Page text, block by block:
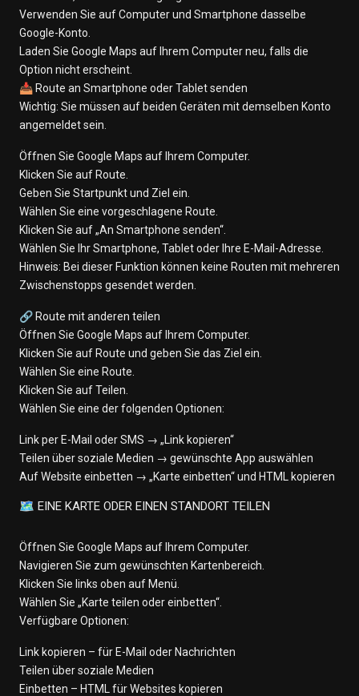
Verwenden Sie auf Computer und Smartphone dasselbe
Google-Konto.
Laden Sie Google Maps auf Ihrem Computer neu, falls die
Option nicht erscheint.
📥 Route an Smartphone oder Tablet senden
Wichtig: Sie müssen auf beiden Geräten mit demselben Konto
angemeldet sein.
Öffnen Sie Google Maps auf Ihrem Computer.
Klicken Sie auf Route.
Geben Sie Startpunkt und Ziel ein.
Wählen Sie eine vorgeschlagene Route.
Klicken Sie auf „An Smartphone senden“.
Wählen Sie Ihr Smartphone, Tablet oder Ihre E-Mail-Adresse.
Hinweis: Bei dieser Funktion können keine Routen mit mehreren
Zwischenstopps gesendet werden.
🔗 Route mit anderen teilen
Öffnen Sie Google Maps auf Ihrem Computer.
Klicken Sie auf Route und geben Sie das Ziel ein.
Wählen Sie eine Route.
Klicken Sie auf Teilen.
Wählen Sie eine der folgenden Optionen:
Link per E-Mail oder SMS → „Link kopieren“
Teilen über soziale Medien → gewünschte App auswählen
Auf Website einbetten → „Karte einbetten“ und HTML kopieren
🗺️ EINE KARTE ODER EINEN STANDORT TEILEN
Öffnen Sie Google Maps auf Ihrem Computer.
Navigieren Sie zum gewünschten Kartenbereich.
Klicken Sie links oben auf Menü.
Wählen Sie „Karte teilen oder einbetten“.
Verfügbare Optionen:
Link kopieren – für E-Mail oder Nachrichten
Teilen über soziale Medien
Einbetten – HTML für Websites kopieren